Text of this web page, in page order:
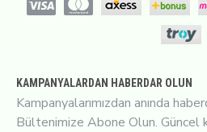
KAMPANYALARDAN HABERDAR OLUN
Kampanyalarımızdan anında
Bültenimize Abone Olun. Güncel